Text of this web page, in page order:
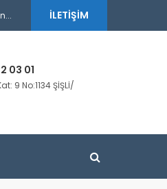
İLETIŞIM
03 01
9 No:1134 ŞİŞLİ/